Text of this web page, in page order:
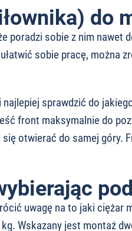
do
poradzi sobie z nim nawet
sobie pracę, można
sprawdzić do
front maksymalnie do
otwierać do samej
uwagę na to jaki ciężar
Wskazany jest montaż